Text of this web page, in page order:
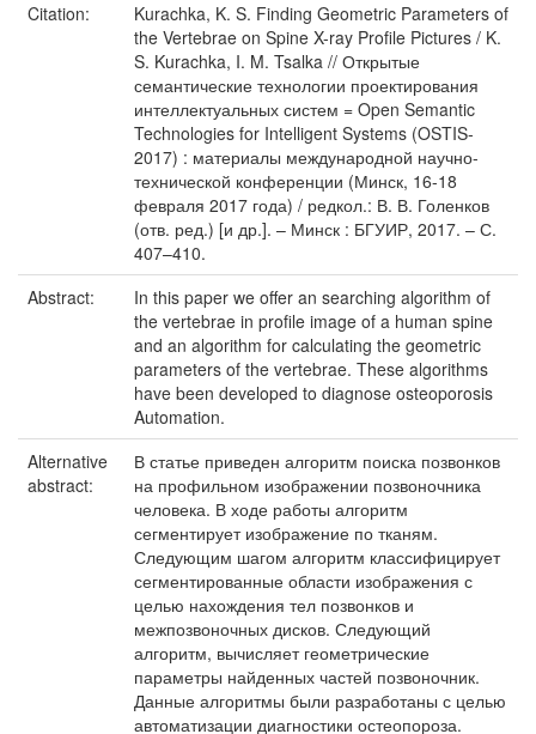
Citation:
Kurachka, K. S. Finding Geometric Parameters of
the Vertebrae on Spine X-ray Proﬁle Pictures / K.
S. Kurachka, I. M. Tsalka // Открытые
семантические технологии проектирования
интеллектуальных систем = Open Semantic
Technologies for Intelligent Systems (OSTIS-
2017) : материалы международной научно-
технической конференции (Минск, 16-18
февраля 2017 года) / редкол.: В. В. Голенков
(отв. ред.) [и др.]. – Минск : БГУИР, 2017. – С.
407–410.
Abstract:
In this paper we offer an searching algorithm of
the vertebrae in proﬁle image of a human spine
and an algorithm for calculating the geometric
parameters of the vertebrae. These algorithms
have been developed to diagnose osteoporosis
Automation.
Alternative
abstract:
В статье приведен алгоритм поиска позвонков
на профильном изображении позвоночника
человека. В ходе работы алгоритм
сегментирует изображение по тканям.
Следующим шагом алгоритм классифицирует
сегментированные области изображения с
целью нахождения тел позвонков и
межпозвоночных дисков. Следующий
алгоритм, вычисляет геометрические
параметры найденных частей позвоночник.
Данные алгоритмы были разработаны с целью
автоматизации диагностики остеопороза.